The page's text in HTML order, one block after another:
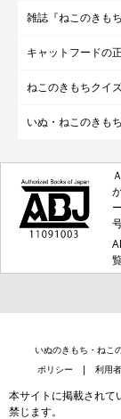
雑誌『ねこのきもち
キャットフードの
ねこのきもちクイ
いぬ・ねこのきも
いぬのきもち・ねこ
ポリシー
利用
本サイトに掲載されて
禁じます。